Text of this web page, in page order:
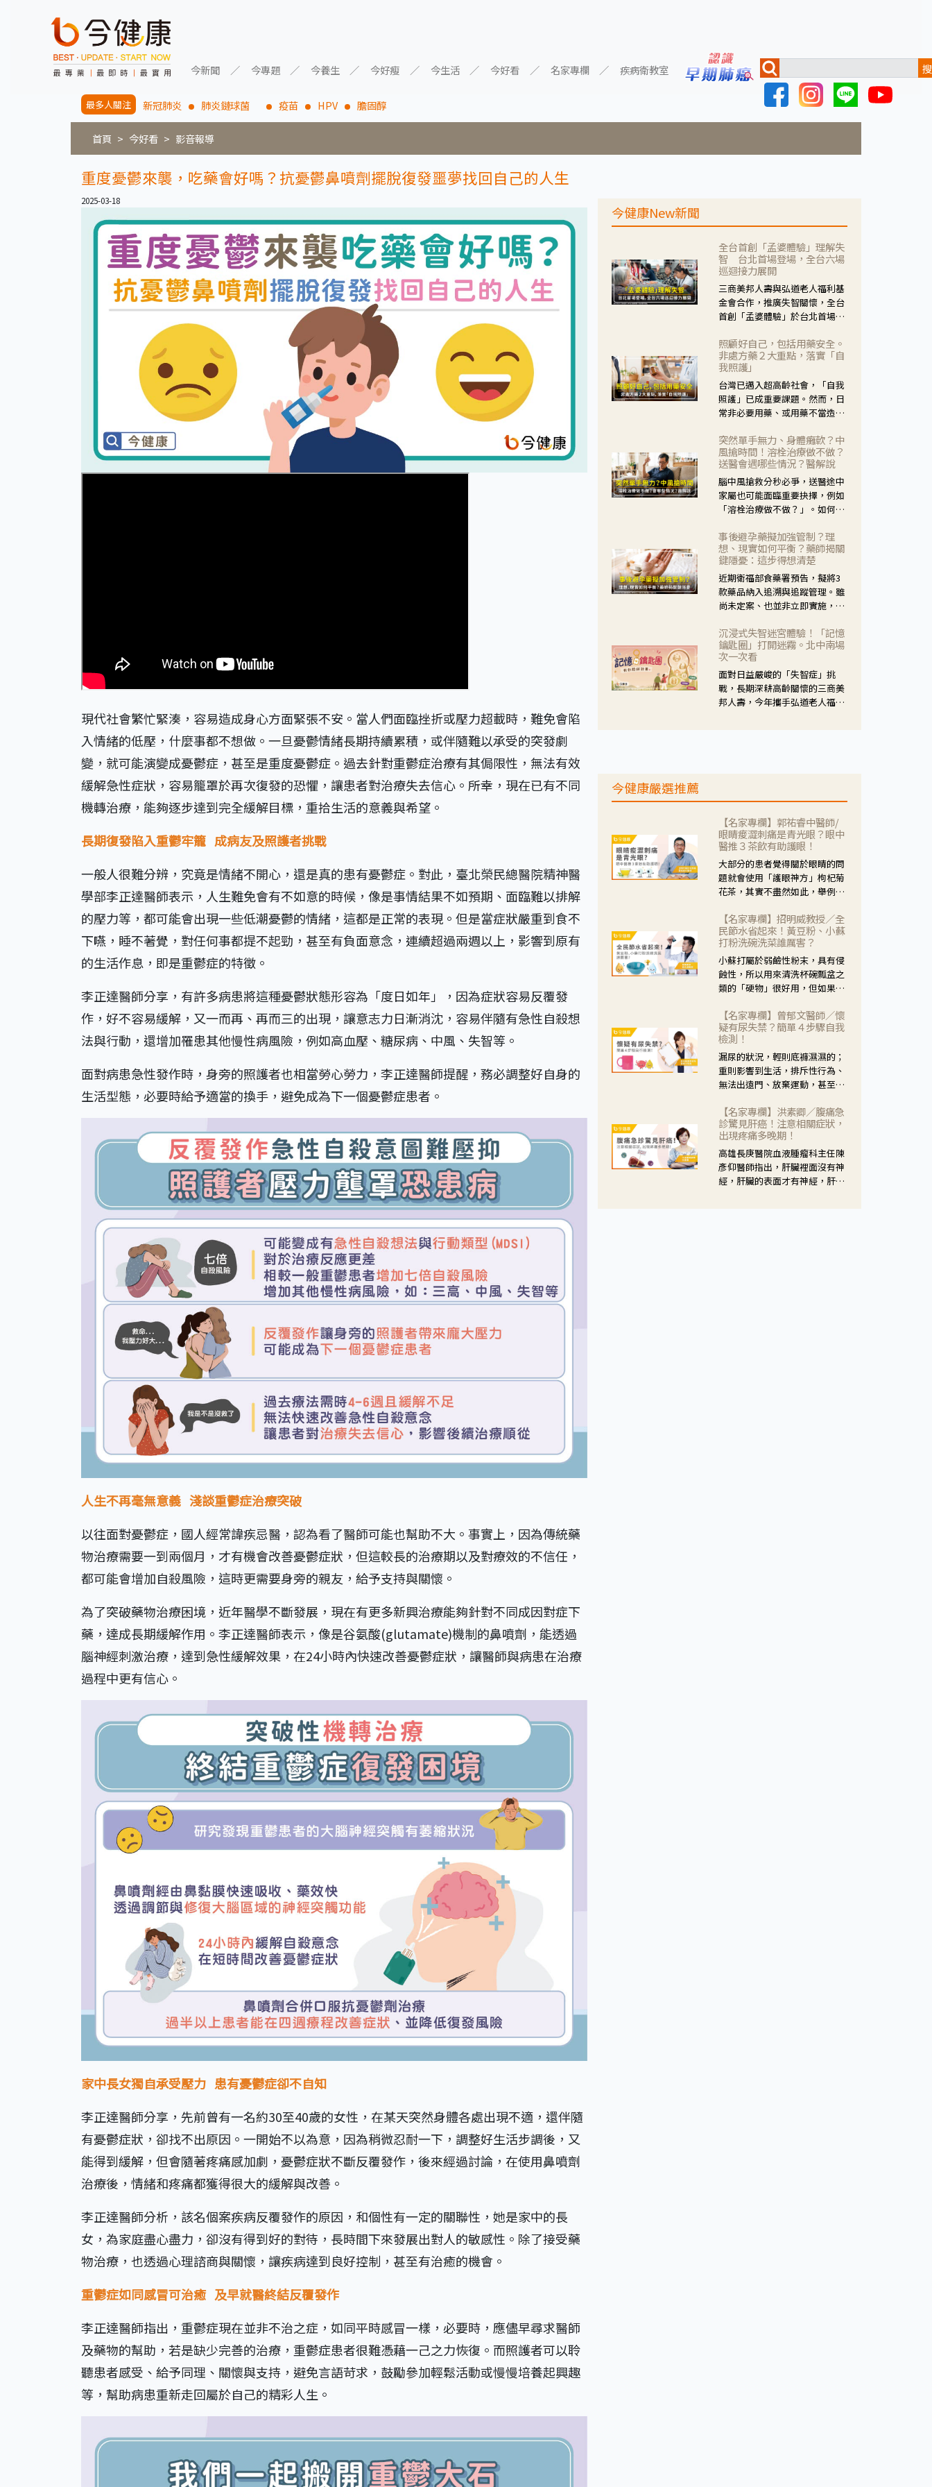
今新聞 今專題 今養生 今好瘦 今生活 今好看 名家專欄 疾病衛教室
最多人關注 新冠肺炎 肺炎鏈球菌 疫苗 HPV 膽固醇
首頁 今好看 影音報導
重度憂鬱來襲，吃藥會好嗎？抗憂鬱鼻噴劑擺脫復發噩夢找回自己的人生
2025-03-18
現代社會繁忙緊湊，容易造成身心方面緊張不安。當人們面臨挫折或壓力超載時，難免會陷
入情緒的低壓，什麼事都不想做。一旦憂鬱情緒長期持續累積，或伴隨難以承受的突發劇
變，就可能演變成憂鬱症，甚至是重度憂鬱症。過去針對重鬱症治療有其侷限性，無法有效
緩解急性症狀，容易籠罩於再次復發的恐懼，讓患者對治療失去信心。所幸，現在已有不同
機轉治療，能夠逐步達到完全緩解目標，重拾生活的意義與希望。
長期復發陷入重鬱牢籠 成病友及照護者挑戰
一般人很難分辨，究竟是情緒不開心，還是真的患有憂鬱症。對此，臺北榮民總醫院精神醫
學部李正達醫師表示，人生難免會有不如意的時候，像是事情結果不如預期、面臨難以排解
的壓力等，都可能會出現一些低潮憂鬱的情緒，這都是正常的表現。但是當症狀嚴重到食不
下嚥，睡不著覺，對任何事都提不起勁，甚至有負面意念，連續超過兩週以上，影響到原有
的生活作息，即是重鬱症的特徵。
李正達醫師分享，有許多病患將這種憂鬱狀態形容為「度日如年」，因為症狀容易反覆發
作，好不容易緩解，又一而再、再而三的出現，讓意志力日漸消沈，容易伴隨有急性自殺想
法與行動，還增加罹患其他慢性病風險，例如高血壓、糖尿病、中風、失智等。
面對病患急性發作時，身旁的照護者也相當勞心勞力，李正達醫師提醒，務必調整好自身的
生活型態，必要時給予適當的換手，避免成為下一個憂鬱症患者。
人生不再毫無意義 淺談重鬱症治療突破
以往面對憂鬱症，國人經常諱疾忌醫，認為看了醫師可能也幫助不大。事實上，因為傳統藥
物治療需要一到兩個月，才有機會改善憂鬱症狀，但這較長的治療期以及對療效的不信任，
都可能會增加自殺風險，這時更需要身旁的親友，給予支持與關懷。
為了突破藥物治療困境，近年醫學不斷發展，現在有更多新興治療能夠針對不同成因對症下
藥，達成長期緩解作用。李正達醫師表示，像是谷氨酸(glutamate)機制的鼻噴劑，能透過
腦神經刺激治療，達到急性緩解效果，在24小時內快速改善憂鬱症狀，讓醫師與病患在治療
過程中更有信心。
家中長女獨自承受壓力 患有憂鬱症卻不自知
李正達醫師分享，先前曾有一名約30至40歲的女性，在某天突然身體各處出現不適，還伴隨
有憂鬱症狀，卻找不出原因。一開始不以為意，因為稍微忍耐一下，調整好生活步調後，又
能得到緩解，但會隨著疼痛感加劇，憂鬱症狀不斷反覆發作，後來經過討論，在使用鼻噴劑
治療後，情緒和疼痛都獲得很大的緩解與改善。
李正達醫師分析，該名個案疾病反覆發作的原因，和個性有一定的關聯性，她是家中的長
女，為家庭盡心盡力，卻沒有得到好的對待，長時間下來發展出對人的敏感性。除了接受藥
物治療，也透過心理諮商與關懷，讓疾病達到良好控制，甚至有治癒的機會。
重鬱症如同感冒可治癒 及早就醫終結反覆發作
李正達醫師指出，重鬱症現在並非不治之症，如同平時感冒一樣，必要時，應儘早尋求醫師
及藥物的幫助，若是缺少完善的治療，重鬱症患者很難憑藉一己之力恢復。而照護者可以聆
聽患者感受、給予同理、關懷與支持，避免言語苛求，鼓勵參加輕鬆活動或慢慢培養起興趣
等，幫助病患重新走回屬於自己的精彩人生。
今健康New新聞
全台首創「孟婆體驗」理解失
智 台北首場登場，全台六場
巡迴接力展開
三商美邦人壽與弘道老人福利基
金會合作，推廣失智關懷，全台
首創「孟婆體驗」於台北首場實
模式，用結合情境互動等豐富活
動，將抽象的失智轉化為可感
受、可討論的生活情境，並引導
民眾在家人開始出現改變時，以
理解取代責備、以耐心回應不
安。
照顧好自己，包括用藥安全。
非處方藥２大重點，落實「自
我照護」
台灣已邁入超高齡社會，「自我
照護」已成重要課題。然而，日
常非必要用藥、或用藥不當造成
在重要。社團法人台灣自我照護
產業協會 提出「非處方藥正確使
用」與「藥師給力」，鼓勵民眾
建立安全且正確的自我照護習
慣。
突然單手無力、身體癱軟？中
風搶時間！溶栓治療做不做？
送醫會遇哪些情況？醫解說
腦中風搶救分秒必爭，送醫途中
家屬也可能面臨重要抉擇，例如
「溶栓治療做不做？」。如何搶
會理事長陳龍醫師解說！
事後避孕藥擬加強管制？理
想、現實如何平衡？藥師揭關
鍵隱憂：這步得想清楚
近期衛福部食藥署預告，擬將3
款藥品納入追溯與追蹤管理。雖
尚未定案、也並非立即實施，不
人杰藥師表示，這三款藥物目
的、作用、風險各有不同，管制
與否所帶來的後許影響也不同，
可先了解其特性。
沉浸式失智迷宮體驗！「記憶
鑰匙圈」打開迷霧。北中南場
次一次看
面對日益嚴峻的「失智症」挑
戰，長期深耕高齡關懷的三商美
邦人壽，今年攜手弘道老人福利
生活挑戰。
今健康嚴選推薦
【名家專欄】郭祐睿中醫師/
眼睛痠澀刺痛是青光眼？眼中
醫推３茶飲有助護眼！
大部分的患者覺得關於眼睛的問
題就會使用「護眼神方」枸杞菊
花茶，其實不盡然如此，舉例來
紅、眼睛痛、眼屎多而且顏色
黃，當然就可以使用枸杞菊花
茶，但是枸杞的劑量要少，菊花
的劑量要多；若是有以上症狀以
外，眼睛還會有灼熱感，眼屎多
到會「牽絲」，也就是水樣分泌
了，這時候就要使用菊花、金銀
花來治療；假如單純的眼睛乾
澀，結膜沒有紅，眼睛周圍沒有
眼屎，這種情況是屬於「陰
虛」，就可以使用枸杞、蓮藕、
麥門冬、山藥等比較滋潤的藥
【名家專欄】招明威教授／全
民節水省起來！黃豆粉、小蘇
打粉洗碗洗菜誰厲害？
小蘇打屬於弱鹼性粉末，具有侵
蝕性，所以用來清洗杯碗瓢盆之
類的「硬物」很好用，但如果用
特別注意用法用量，使用過多或
是浸泡太久，容易腐蝕蔬菜的纖
維，讓菜軟掉不清脆。
【名家專欄】曾郁文醫師／懷
疑有尿失禁？簡單４步驟自我
檢測！
漏尿的狀況，輕則底褲濕濕的；
重則影響到生活，排斥性行為、
無法出遠門、放棄運動，甚至怕
禁」的症狀，長期下來不敢與朋
友往來，低潮陰霾造成憂鬱症。
【名家專欄】洪素卿／腹痛急
診驚見肝癌！注意相關症狀，
出現疼痛多晚期！
高雄長庚醫院血液腫瘤科主任陳
彥仰醫師指出，肝臟裡面沒有神
經，肝臟的表面才有神經，肝臟